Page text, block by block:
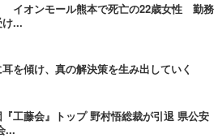
イオンモール熊本で死亡の22歳女性 勤務
...
を傾け、真の解決策を生み出していく
工藤会』トップ 野村悟総裁が引退 県公安
...